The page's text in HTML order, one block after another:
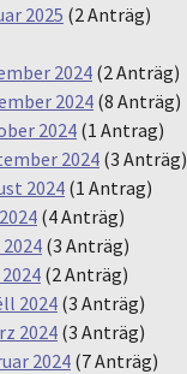
2025 (2 Anträg)
2024 (2 Anträg)
2024 (8 Anträg)
2024 (1 Antrag)
2024 (3 Anträg)
2024 (1 Antrag)
(4 Anträg)
(3 Anträg)
(2 Anträg)
2024 (3 Anträg)
2024(3 Anträg)
2024(7 Anträg)